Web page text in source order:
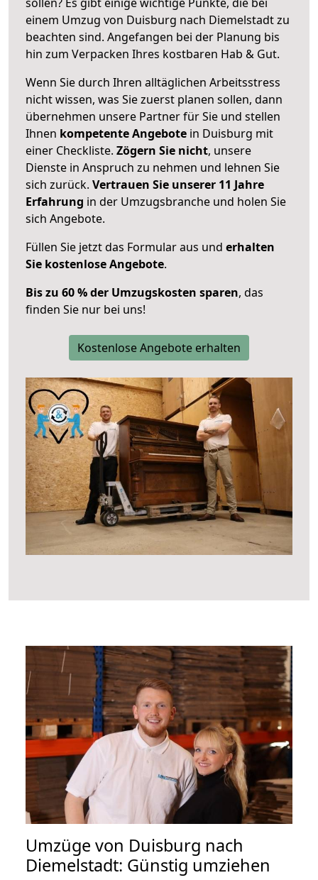
einem Umzug von Duisburg nach Diemelstadt zu
beachten sind. Angefangen bei der Planung bis
hin zum Verpacken Ihres kostbaren Hab & Gut.
Wenn Sie durch Ihren alltäglichen Arbeitsstress
nicht wissen, was Sie zuerst planen sollen, dann
übernehmen unsere Partner für Sie und stellen
Ihnen kompetente Angebote in Duisburg mit
einer Checkliste. Zögern Sie nicht, unsere
Dienste in Anspruch zu nehmen und lehnen Sie
sich zurück. Vertrauen Sie unserer 11 Jahre
Erfahrung in der Umzugsbranche und holen Sie
sich Angebote.
Füllen Sie jetzt das Formular aus und erhalten
Sie kostenlose Angebote.
Bis zu 60 % der Umzugskosten sparen, das
finden Sie nur bei uns!
Kostenlose Angebote erhalten
Umzüge von Duisburg nach
Diemelstadt: Günstig umziehen